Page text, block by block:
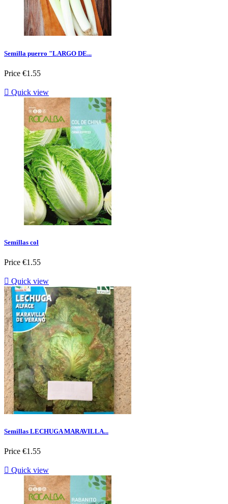
Semilla puerro "LARGO DE...
Price €1.55
 Quick view
Semillas col
Price €1.55
 Quick view
Semillas LECHUGA MARAVILLA...
Price €1.55
 Quick view